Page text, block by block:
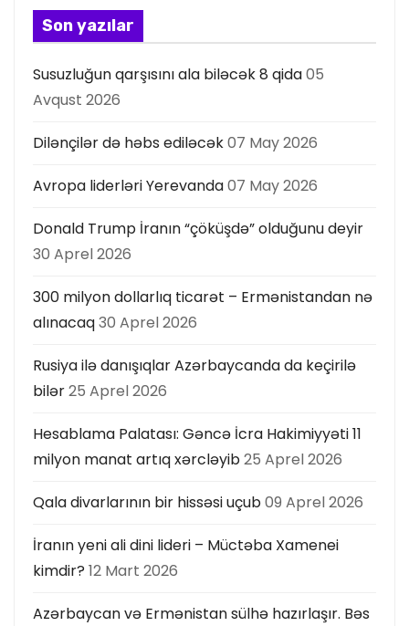
a
ı
Son yazılar
Susuzluğun qarşısını ala biləcək 8 qida05
Avqust 2026
Dilənçilər də həbs ediləcək07 May 2026
Avropa liderləri Yerevanda07 May 2026
Donald Trump İranın “çöküşdə” olduğunu deyir
30 Aprel 2026
300 milyon dollarlıq ticarət – Ermənistandan nə
alınacaq30 Aprel 2026
Rusiya ilə danışıqlar Azərbaycanda da keçirilə
bilər25 Aprel 2026
Hesablama Palatası: Gəncə İcra Hakimiyyəti 11
milyon manat artıq xərcləyib25 Aprel 2026
Qala divarlarının bir hissəsi uçub09 Aprel 2026
İranın yeni ali dini lideri – Müctəba Xamenei
kimdir? 12 Mart 2026
Azərbaycan və Ermənistan sülhə hazırlaşır. Bəs